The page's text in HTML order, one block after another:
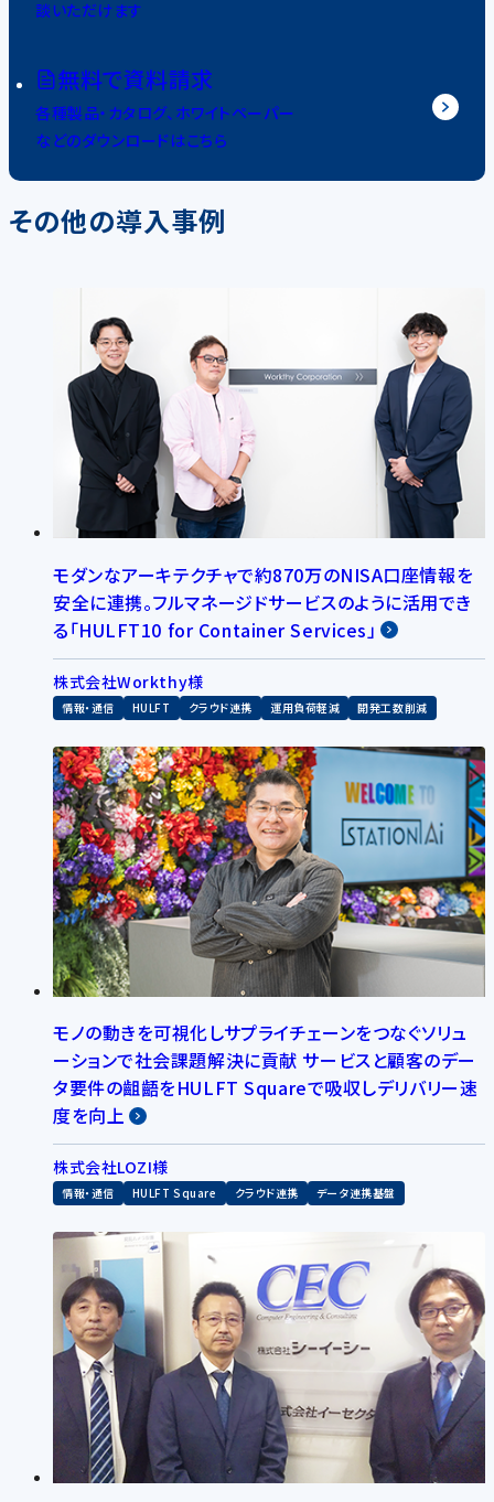
談いただけます
無料で資料請求
各種製品・カタログ、ホワイトペーパー
などのダウンロードはこちら
その他の導入事例
モダンなアーキテクチャで約870万のNISA口座情報を
安全に連携。フルマネージドサービスのように活用でき
る「HULFT10 for Container Services」
株式会社Workthy様
情報・通信 HULFT クラウド連携 運用負荷軽減 開発工数削減
モノの動きを可視化しサプライチェーンをつなぐソリュ
ーションで社会課題解決に貢献 サービスと顧客のデー
タ要件の齟齬をHULFT Squareで吸収しデリバリー速
度を向上
株式会社LOZI様
情報・通信 HULFT Square クラウド連携 データ連携基盤